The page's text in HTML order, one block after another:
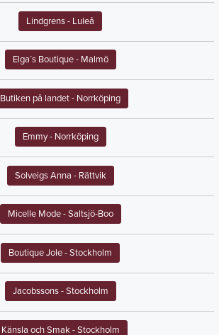
Lindgrens- Luleå
Elga´s Boutique- Malmö
Butiken på landet- Norrköping
Emmy- Norrköping
Solveigs Anna - Rättvik
Micelle Mode- Saltsjö-Boo
Boutique Jole- Stockholm
Jacobssons- Stockholm
Känsla och Smak- Stockholm